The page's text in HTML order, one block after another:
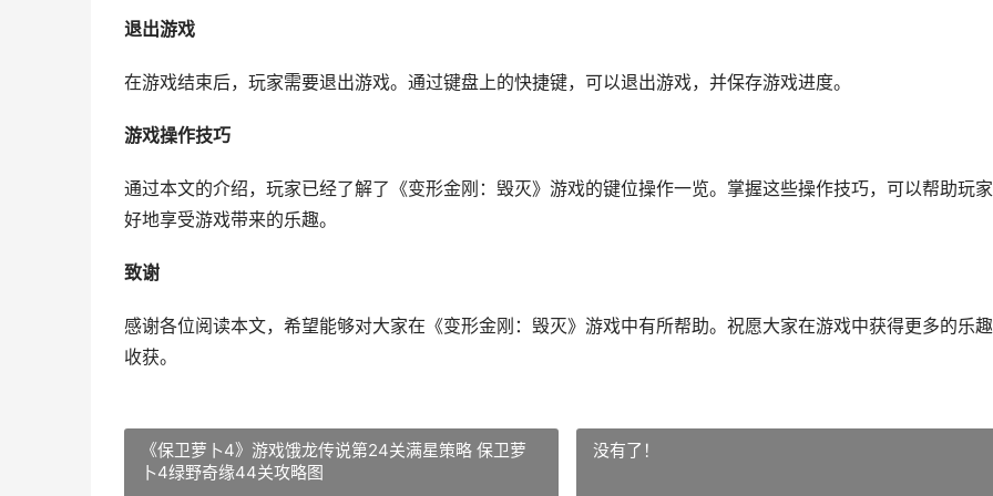
退出游戏
在游戏结束后，玩家需要退出游戏。通过键盘上的快捷键，可以退出游戏，并保存游戏进度。
游戏操作技巧
通过本文的介绍，玩家已经了解了《变形金刚：毁灭》游戏的键位操作一览。掌握这些操作技巧，可以帮助玩
好地享受游戏带来的乐趣。
致谢
感谢各位阅读本文，希望能够对大家在《变形金刚：毁灭》游戏中有所帮助。祝愿大家在游戏中获得更多的乐
收获。
《保卫萝卜4》游戏饿龙传说第24关满星策略 保卫萝
卜4绿野奇缘44关攻略图
没有了！